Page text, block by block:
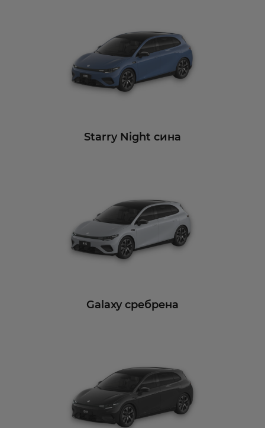
Starry Night сина
Galaxy сребрена